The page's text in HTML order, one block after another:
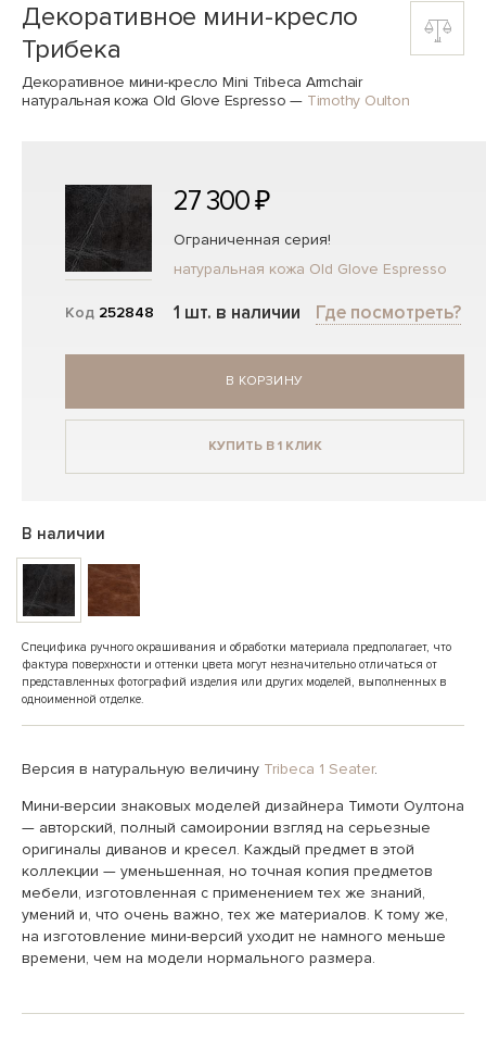
Декоративное мини-кресло
Трибека
Декоративное мини-кресло Mini Tribeca Armchair
натуральная кожа Old Glove Espresso — Timothy Oulton
Код 252848
27 300 ₽
Ограниченная серия!
натуральная кожа Old Glove Espresso
1 шт. в наличии Где посмотреть?
В КОРЗИНУ
КУПИТЬ В 1 КЛИК
В наличии
Специфика ручного окрашивания и обработки материала предполагает, что
фактура поверхности и оттенки цвета могут незначительно отличаться от
представленных фотографий изделия или других моделей, выполненных в
одноименной отделке.
Версия в натуральную величину Tribeca 1 Seater.
Мини-версии знаковых моделей дизайнера Тимоти Оултона
— авторский, полный самоиронии взгляд на серьезные
оригиналы диванов и кресел. Каждый предмет в этой
коллекции — уменьшенная, но точная копия предметов
мебели, изготовленная с применением тех же знаний,
умений и, что очень важно, тех же материалов. К тому же,
на изготовление мини-версий уходит не намного меньше
времени, чем на модели нормального размера.